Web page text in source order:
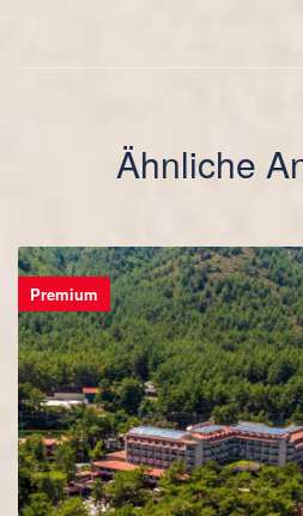
Ähnliche
Premium